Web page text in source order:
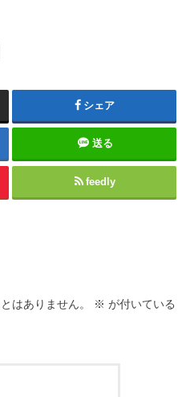
シェア
送る
feedly
はありません。 ※ が付いている